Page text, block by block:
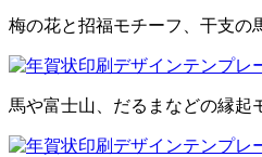
梅の花と招福モチーフ、干支の
馬や富士山、だるまなどの縁起